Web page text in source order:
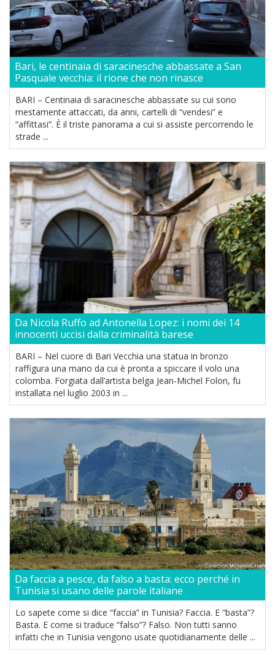
Bari, le centinaia di saracinesche abbassate a San
Pasquale vecchia: il rione che non rinasce
BARI – Centinaia di saracinesche abbassate su cui sono
mestamente attaccati, da anni, cartelli di “vendesi” e
“affittasi”. È il triste panorama a cui si assiste percorrendo le
strade ...
Da Nicola Ruffo ad Antonella Lopez: i nomi dei 14
innocenti uccisi dalla criminalità barese
BARI – Nel cuore di Bari Vecchia una statua in bronzo
raffigura una mano da cui è pronta a spiccare il volo una
colomba. Forgiata dall’artista belga Jean-Michel Folon, fu
installata nel luglio 2003 in ...
Da faccia a pesce, da falso a basta: ecco perché in
Tunisia si usano delle parole italiane
Lo sapete come si dice “faccia” in Tunisia? Faccia. E “basta”?
Basta. E come si traduce “falso”? Falso. Non tutti sanno
infatti che in Tunisia vengono usate quotidianamente delle ...